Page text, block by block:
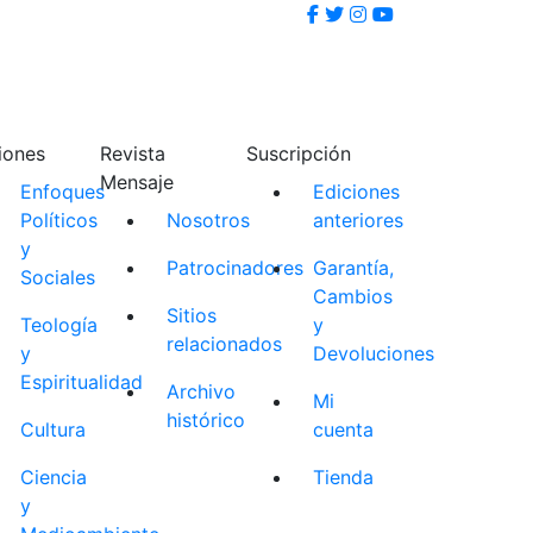
Enfoques
Políticos
y
Sociales
Teología
y
Espiritualidad
Cultura
Ciencia
y
Revista
Mensaje
Nosotros
Patrocinadores
Sitios
relacionados
Archivo
histórico
Suscripción
Ediciones
anteriores
Garantía,
Cambios
y
Devoluciones
Mi
cuenta
Tienda